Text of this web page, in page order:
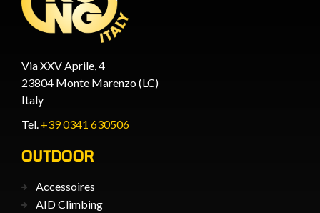
Via XXV Aprile, 4
23804 Monte Marenzo (LC)
Italy
Tel. +39 0341 630506
OUTDOOR
Accessoires
AID Climbing